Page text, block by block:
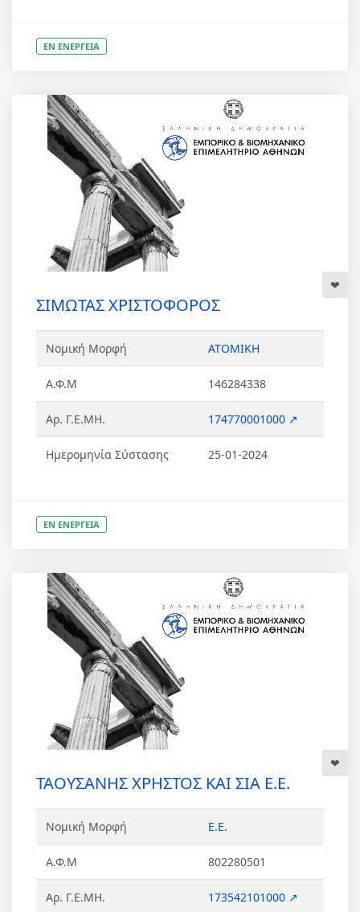
ΕΝ ΕΝΕΡΓΕΙΑ
ΣΙΜΩΤΑΣ ΧΡΙΣΤΟΦΟΡΟΣ
Νομική Μορφή ΑΤΟΜΙΚΗ
Α.Φ.Μ 146284338
Αρ. Γ.Ε.ΜΗ. 174770001000 ↗
Ημερομηνία Σύστασης 25-01-2024
ΕΝ ΕΝΕΡΓΕΙΑ
ΤΑΟΥΣΑΝΗΣ ΧΡΗΣΤΟΣ ΚΑΙ ΣΙΑ Ε.Ε.
Νομική Μορφή Ε.Ε.
Α.Φ.Μ 802280501
Αρ. Γ.Ε.ΜΗ. 173542101000 ↗